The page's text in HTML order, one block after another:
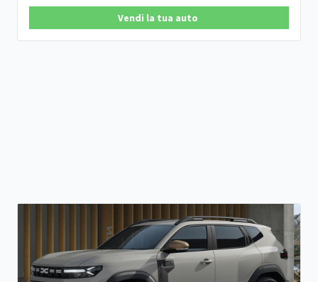
Vendi la tua auto